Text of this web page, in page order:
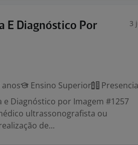
E Diagnóstico Por
3
anos Ensino Superior
e Diagnóstico por Imagem #1257
ultrassonografista ou
de...